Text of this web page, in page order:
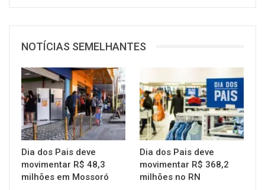
NOTÍCIAS SEMELHANTES
Dia dos Pais deve
movimentar R$ 48,3
milhões em Mossoró
Dia dos Pais deve
movimentar R$ 368,2
milhões no RN